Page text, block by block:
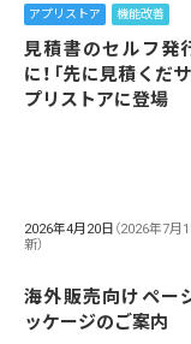
アプリストア 機能改善
見積書のセルフ発
に！「先に見積くだ
プリストアに登場
2026年4月20日 （2026年7月
新）
海外販売向けペー
ッケージのご案内